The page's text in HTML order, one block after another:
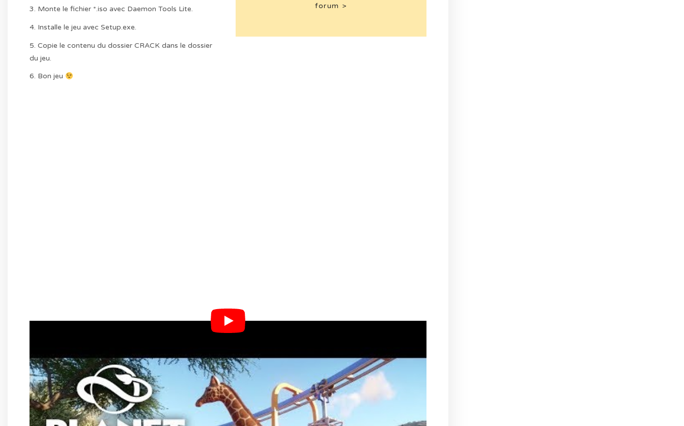
3. Monte le fichier *.iso avec Daemon Tools Lite.
4. Installe le jeu avec Setup.exe.
5. Copie le contenu du dossier CRACK dans le dossier
du jeu.
6. Bon jeu
forum >